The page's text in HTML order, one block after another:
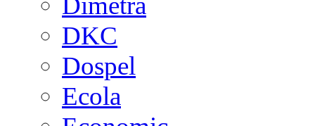
DKC
Dospel
Ecola